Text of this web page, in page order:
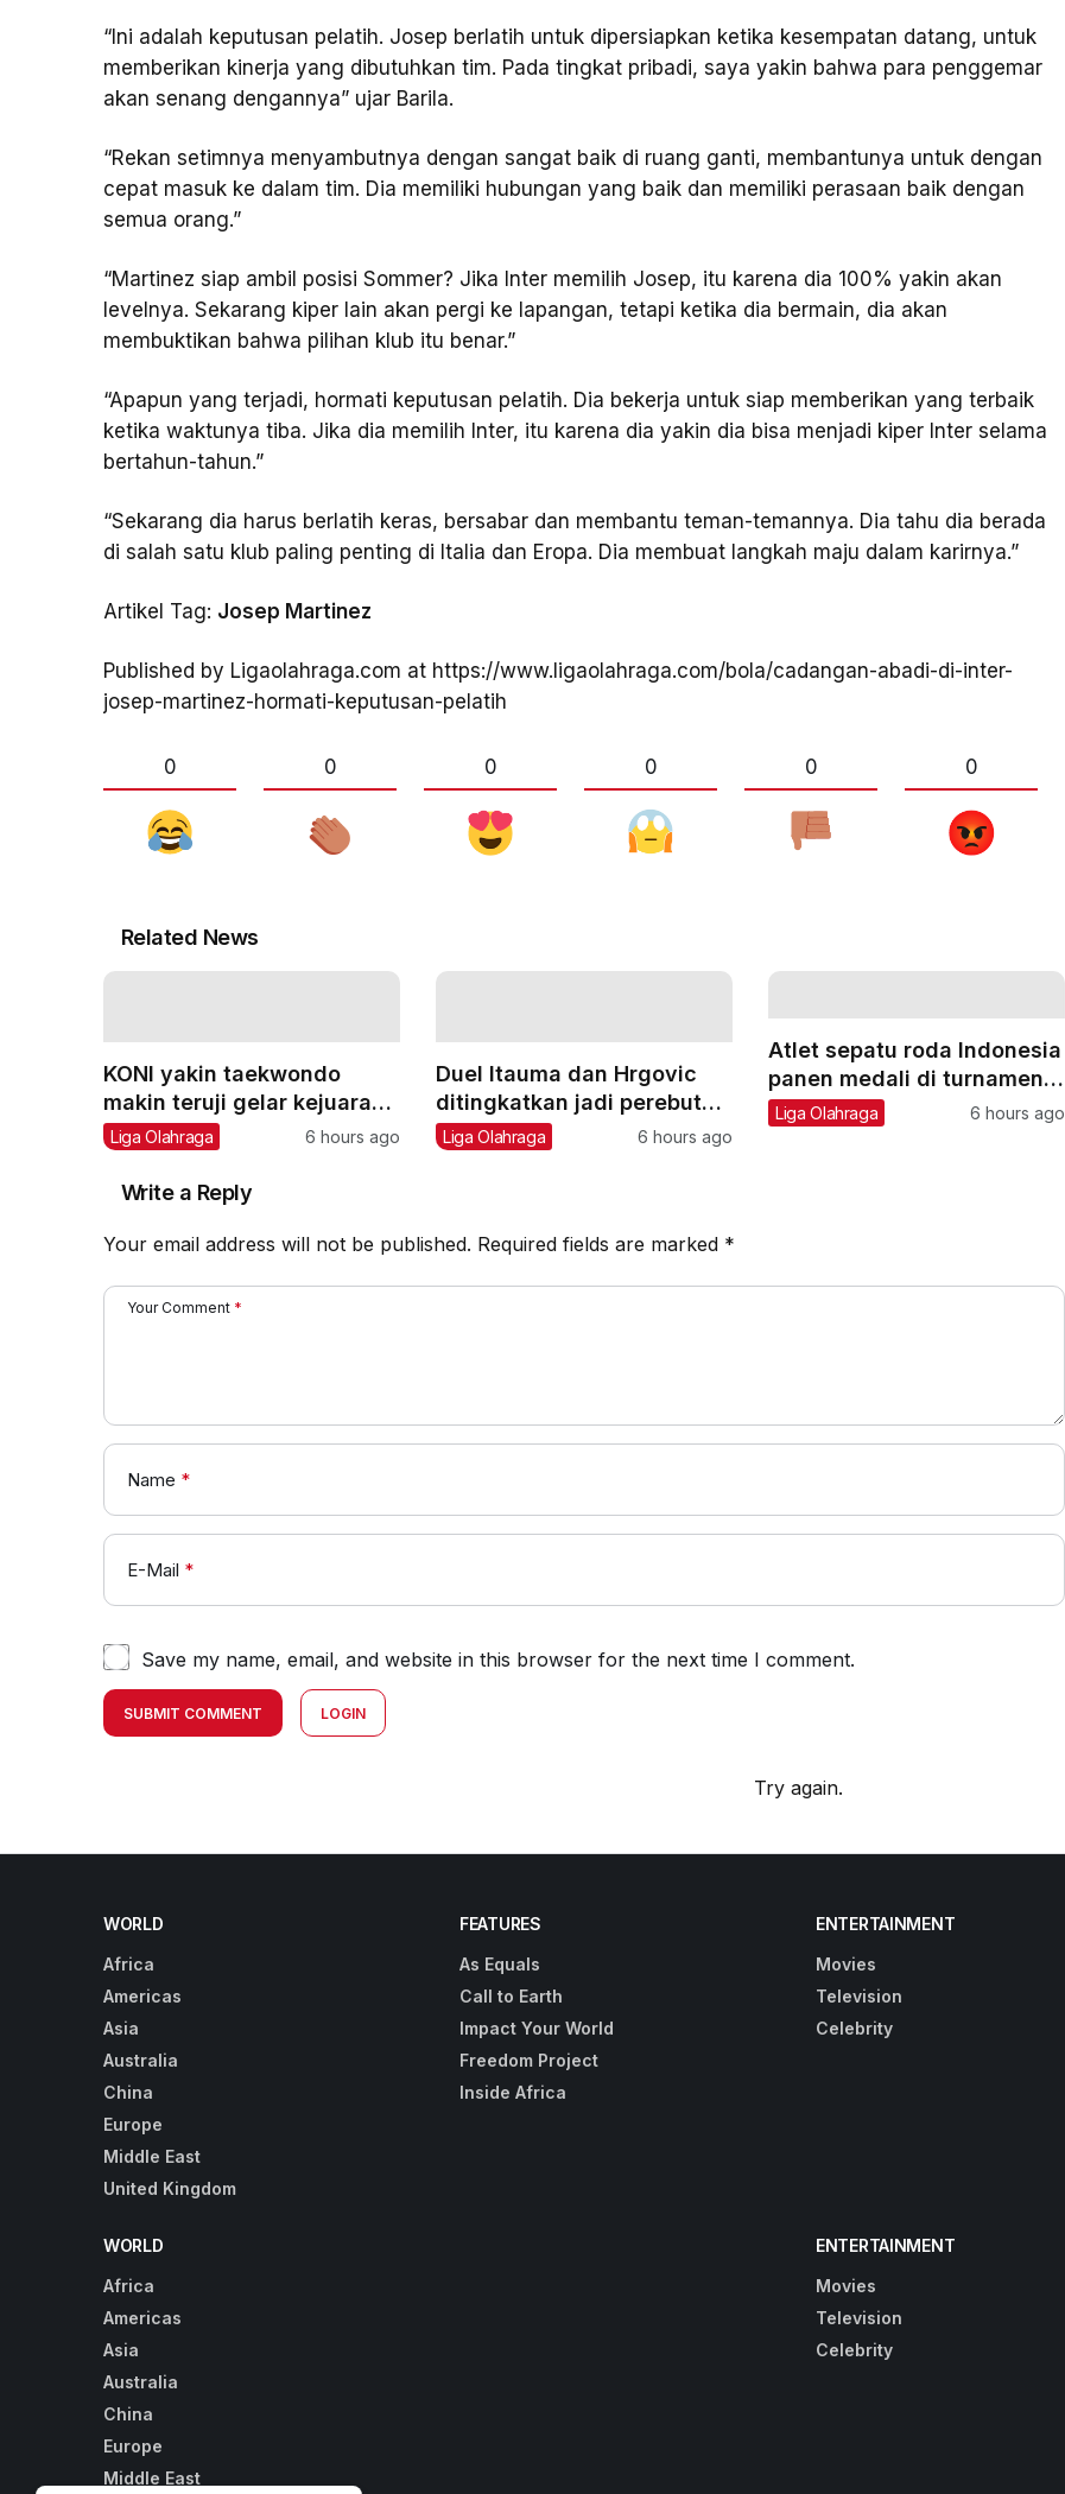
“Ini adalah keputusan pelatih. Josep berlatih untuk dipersiapkan ketika kesempatan datang, untuk
memberikan kinerja yang dibutuhkan tim. Pada tingkat pribadi, saya yakin bahwa para penggemar
akan senang dengannya” ujar Barila.
“Rekan setimnya menyambutnya dengan sangat baik di ruang ganti, membantunya untuk dengan
cepat masuk ke dalam tim. Dia memiliki hubungan yang baik dan memiliki perasaan baik dengan
semua orang.”
“Martinez siap ambil posisi Sommer? Jika Inter memilih Josep, itu karena dia 100% yakin akan
levelnya. Sekarang kiper lain akan pergi ke lapangan, tetapi ketika dia bermain, dia akan
membuktikan bahwa pilihan klub itu benar.”
“Apapun yang terjadi, hormati keputusan pelatih. Dia bekerja untuk siap memberikan yang terbaik
ketika waktunya tiba. Jika dia memilih Inter, itu karena dia yakin dia bisa menjadi kiper Inter selama
bertahun-tahun.”
“Sekarang dia harus berlatih keras, bersabar dan membantu teman-temannya. Dia tahu dia berada
di salah satu klub paling penting di Italia dan Eropa. Dia membuat langkah maju dalam karirnya.”
Artikel Tag: Josep Martinez
Published by Ligaolahraga.com at https://www.ligaolahraga.com/bola/cadangan-abadi-di-inter-
josep-martinez-hormati-keputusan-pelatih
0 0 0 0 0 0
Related News
KONI yakin taekwondo
makin teruji gelar kejuaraan
internasional
Liga Olahraga 6 hours ago
Duel Itauma dan Hrgovic
ditingkatkan jadi perebutan
gelar IBF
Liga Olahraga 6 hours ago
Atlet sepatu roda Indonesia
panen medali di turnamen
Asia
Liga Olahraga 6 hours ago
Write a Reply
Your email address will not be published. Required fields are marked *
Your Comment *
Name *
E-Mail *
Save my name, email, and website in this browser for the next time I comment.
SUBMIT COMMENT LOGIN
Try again.
WORLD
Africa
Americas
Asia
Australia
China
Europe
Middle East
United Kingdom
FEATURES
As Equals
Call to Earth
Impact Your World
Freedom Project
Inside Africa
ENTERTAINMENT
Movies
Television
Celebrity
WORLD
Africa
Americas
Asia
Australia
China
Europe
Middle East
ENTERTAINMENT
Movies
Television
Celebrity